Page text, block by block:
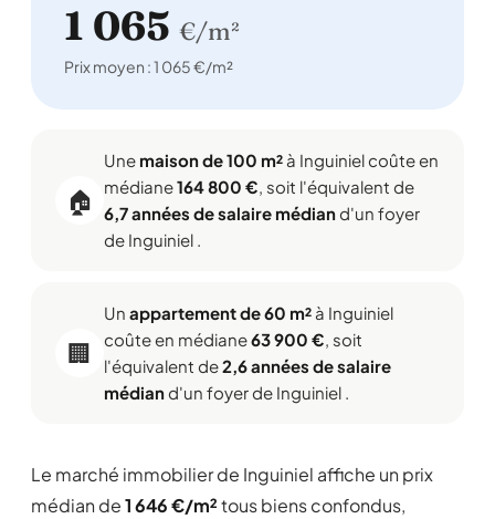
1 065 €/m²
Prix moyen : 1 065 €/m²
🏠
Une maison de 100 m² à Inguiniel coûte en
médiane164 800 €, soit l'équivalent de
6,7 années de salaire médiand'un foyer
de Inguiniel .
🏢
Un appartement de 60 m² à Inguiniel
coûte en médiane63 900 €, soit
l'équivalent de2,6 années de salaire
médiand'un foyer de Inguiniel .
Le marché immobilier de Inguiniel affiche un prix
médian de1 646 €/m²tous biens confondus,